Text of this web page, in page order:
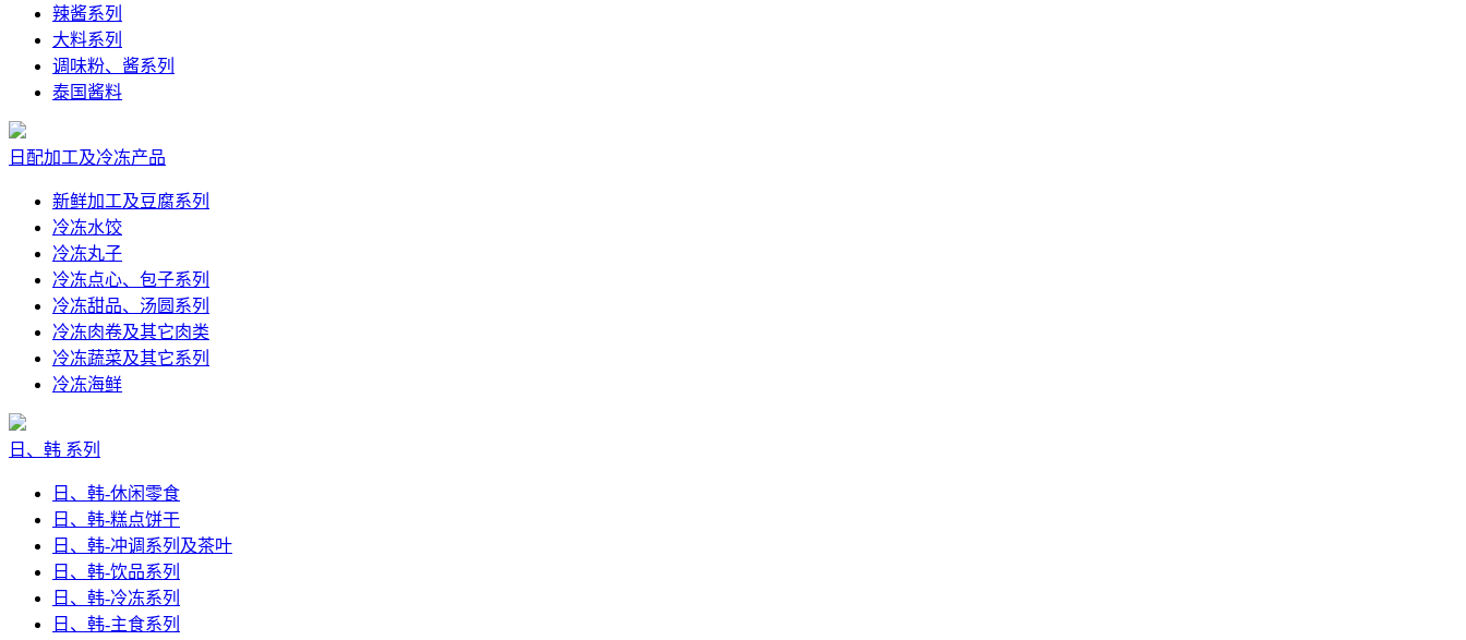
辣酱系列
大料系列
调味粉、酱系列
泰国酱料
日配加工及冷冻产品
新鲜加工及豆腐系列
冷冻水饺
冷冻丸子
冷冻点心、包子系列
冷冻甜品、汤圆系列
冷冻肉卷及其它肉类
冷冻蔬菜及其它系列
冷冻海鲜
日、韩 系列
日、韩-休闲零食
日、韩-糕点饼干
日、韩-冲调系列及茶叶
日、韩-饮品系列
日、韩-冷冻系列
日、韩-主食系列